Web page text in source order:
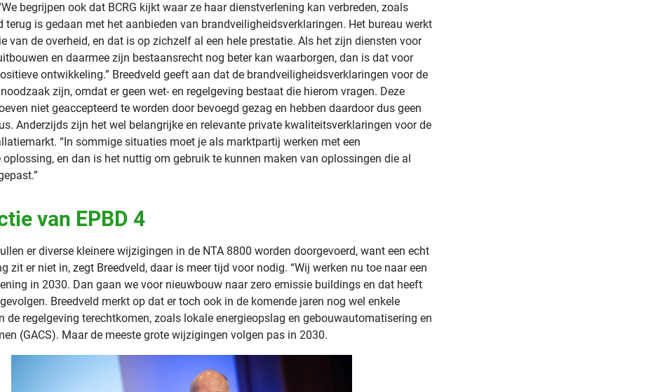
begrijpen ook dat BCRG kijkt waar ze haar dienstverlening kan verbreden, zoals
terug is gedaan met het aanbieden van brandveiligheidsverklaringen. Het bureau werkt
van de overheid, en dat is op zichzelf al een hele prestatie. Als het zijn diensten voor
en daarmee zijn bestaansrecht nog beter kan waarborgen, dan is dat voor
ontwikkeling.” Breedveld geeft aan dat de brandveiligheidsverklaringen voor de
zijn, omdat er geen wet- en regelgeving bestaat die hierom vragen. Deze
niet geaccepteerd te worden door bevoegd gezag en hebben daardoor dus geen
Anderzijds zijn het wel belangrijke en relevante private kwaliteitsverklaringen voor de
“In sommige situaties moet je als marktpartij werken met een
en dan is het nuttig om gebruik te kunnen maken van oplossingen die al
van EPBD 4
er diverse kleinere wijzigingen in de NTA 8800 worden doorgevoerd, want een echt
zit er niet in, zegt Breedveld, daar is meer tijd voor nodig. “Wij werken nu toe naar een
in 2030. Dan gaan we voor nieuwbouw naar zero emissie buildings en dat heeft
Breedveld merkt op dat er toch ook in de komende jaren nog wel enkele
de regelgeving terechtkomen, zoals lokale energieopslag en gebouwautomatisering en
(GACS). Maar de meeste grote wijzigingen volgen pas in 2030.